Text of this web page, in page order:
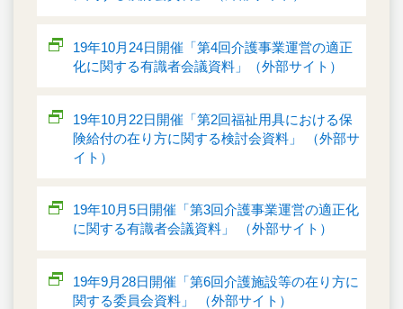
19年10月24日開催「第4回介護事業運営の適正
化に関する有識者会議資料」（外部サイト）
19年10月22日開催「第2回福祉用具における保
険給付の在り方に関する検討会資料」 （外部サ
イト）
19年10月5日開催「第3回介護事業運営の適正化
に関する有識者会議資料」 （外部サイト）
19年9月28日開催「第6回介護施設等の在り方に
関する委員会資料」 （外部サイト）